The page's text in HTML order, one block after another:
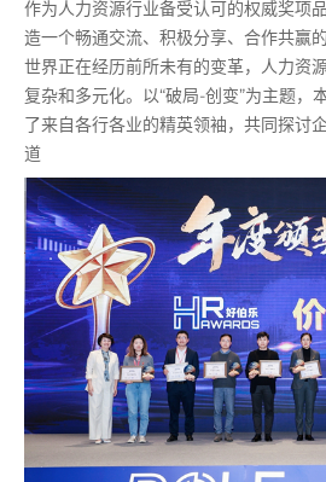
作为人力资源行业备受认可的权威奖项
造一个畅通交流、积极分享、合作共赢
世界正在经历前所未有的变革，人力资
复杂和多元化。以“破局-创变”为主题，
了来自各行各业的精英领袖，共同探讨
道